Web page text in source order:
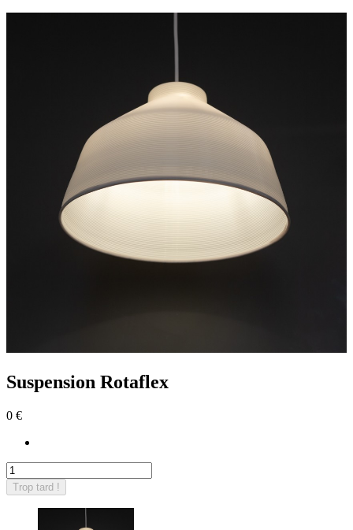
Suspension Rotaflex
0 €
Trop tard !